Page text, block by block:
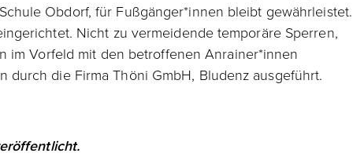
Obdorf, für Fußgänger*innen bleibt gewährleistet.
Nicht zu vermeidende temporäre Sperren,
im Vorfeld mit den betroffenen Anrainer*innen
durch die Firma Thöni GmbH, Bludenz ausgeführt.